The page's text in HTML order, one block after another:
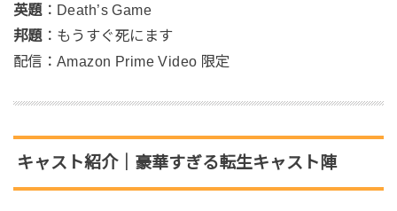
英題：Death’s Game
邦題：もうすぐ死にます
配信：Amazon Prime Video 限定
キャスト紹介｜豪華すぎる転生キャスト陣